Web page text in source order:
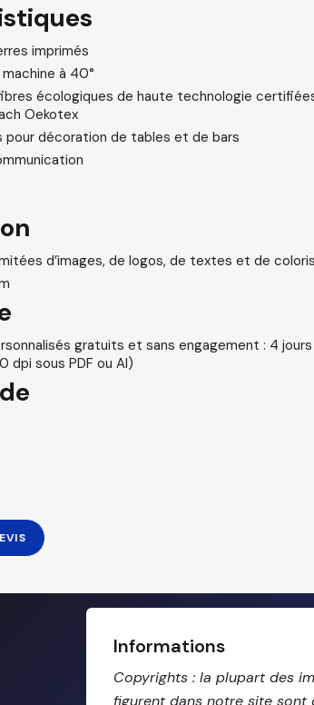
imprimés
à 40°
écologiques de haute technologie
Oekotex
pour décoration de tables et de bars
d’images, de logos, de textes et de coloris
gratuits et sans engagement : 4 jours
dpi sous PDF ou AI)
Informations
Copyrights : la plupart des
figurent dans notre site sont